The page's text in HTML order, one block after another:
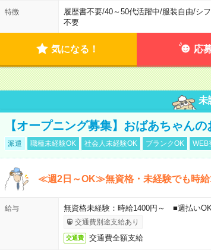
特徴 履歴書不要/40～50代活躍中/服装自由/シ
不要
気になる！ 応
未
【オープニング募集】おばあちゃん
派遣 職種未経験OK 社会人未経験OK ブランクOK WEB
≪週2日～OK≫無資格・未経験でも時給
給与 無資格未経験：時給1400円～ ■週払い
交通費別途支給あり
交通費 交通費全額支給